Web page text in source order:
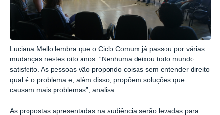
Luciana Mello lembra que o Ciclo Comum já passou por várias
mudanças nestes oito anos. “Nenhuma deixou todo mundo
satisfeito. As pessoas vão propondo coisas sem entender direito
qual é o problema e, além disso, propõem soluções que
causam mais problemas”, analisa.
As propostas apresentadas na audiência serão levadas para